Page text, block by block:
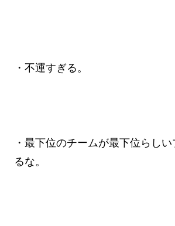
・不運すぎる。
・最下位のチームが最下位らし
るな。